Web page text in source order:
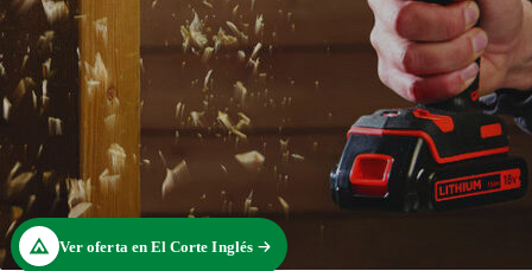
Ver oferta en El Corte Inglés